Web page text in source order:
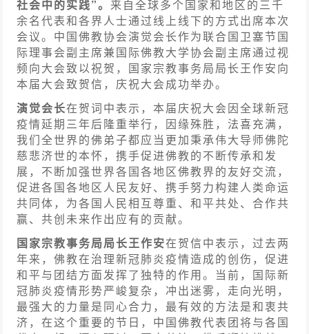
社会中的实践”。 来自全球多个国家和地区的三千
余名代表和各界人士通过线上线下的方式出席本次
会议。中国佛教协会演觉会长作为联合国卫塞节国
际理事会副主席兼国际佛教大学协会副主席通过视
频向大会致以祝贺，国家宗教事务局局长王作安向
本届大会致贺信，庆祝大会成功举办。
演觉会长在贺词中表示，本届庆祝大会因全球新冠
疫情延期三年后隆重举行，因缘殊胜，法喜充满，
我们全世界的佛弟子都应当更加秉承伟大导师佛陀
慈悲济世的本怀，携手促进佛教的不断传承和发
展，不断加强世界各国各地区佛教界的友好交流，
促进各国各地区人民友好、携手努力构建人类命运
共同体，为各国人民相互尊重、和平共处、合作共
赢、共创未来作出应有的贡献。
国家宗教事务局局长王作安在贺信中表示，过去两
年来，佛教在治理新冠肺炎疫情造成的创伤，促进
和平与团结方面发挥了独特的作用。当前，国际新
冠肺炎疫情形势严峻复杂，冲出迷雾，走向光明，
最强大的力量是同心合力，最有效的方法是和衷共
济，在这个重要的节日，中国佛教代表团将与各国